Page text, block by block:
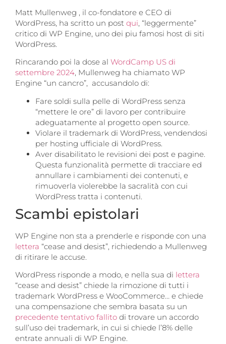
Matt Mullenweg , il co-fondatore e CEO di
WordPress, ha scritto un post qui, “leggermente”
critico di WP Engine, uno dei piu famosi host di siti
WordPress.
Rincarando poi la dose al WordCamp US di
settembre 2024, Mullenweg ha chiamato WP
Engine “un cancro”, accusandolo di:
Fare soldi sulla pelle di WordPress senza
“mettere le ore” di lavoro per contribuire
adeguatamente al progetto open source.
Violare il trademark di WordPress, vendendosi
per hosting ufficiale di WordPress.
Aver disabilitato le revisioni dei post e pagine.
Questa funzionalità permette di tracciare ed
annullare i cambiamenti dei contenuti, e
rimuoverla violerebbe la sacralità con cui
WordPress tratta i contenuti.
Scambi epistolari
WP Engine non sta a prenderle e risponde con una
lettera “cease and desist”, richiedendo a Mullenweg
di ritirare le accuse.
WordPress risponde a modo, e nella sua di lettera
“cease and desist” chiede la rimozione di tutti i
trademark WordPress e WooCommerce… e chiede
una compensazione che sembra basata su un
precedente tentativo fallito di trovare un accordo
sull’uso dei trademark, in cui si chiede l’8% delle
entrate annuali di WP Engine.